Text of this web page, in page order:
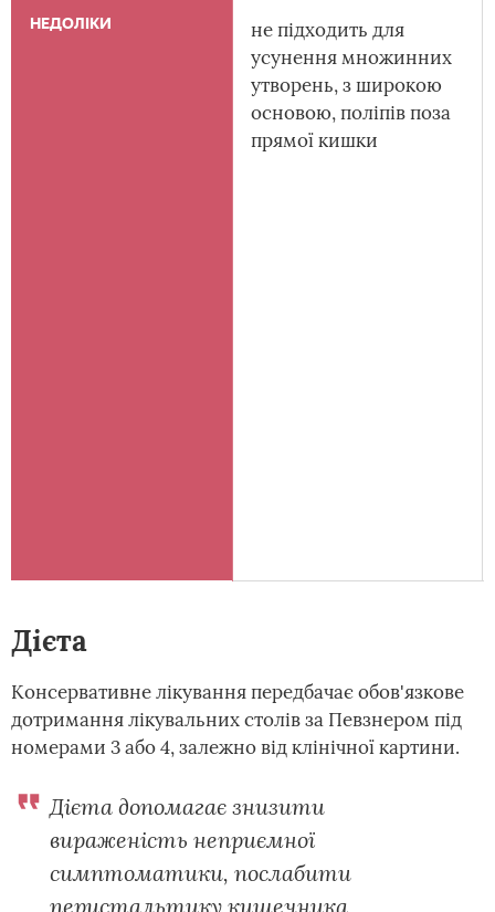
НЕДОЛІКИ
не підходить для
усунення множинних
утворень, з широкою
основою, поліпів поза
прямої кишки
Дієта
Консервативне лікування передбачає обов'язкове
дотримання лікувальних столів за Певзнером під
номерами 3 або 4, залежно від клінічної картини.
Дієта допомагає знизити
вираженість неприємної
симптоматики, послабити
перистальтику кишечника,